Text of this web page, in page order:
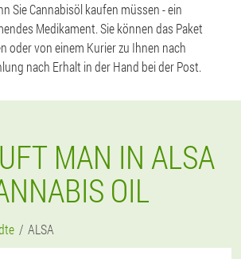
Sie Cannabisöl kaufen müssen - ein
Medikament. Sie können das Paket
oder von einem Kurier zu Ihnen nach
nach Erhalt in der Hand bei der Post.
MAN IN ALSA
OIL
ALSA